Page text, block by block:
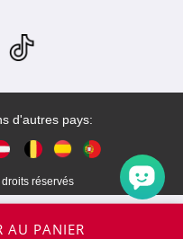
d'autres pays:
réservés
AU PANIER